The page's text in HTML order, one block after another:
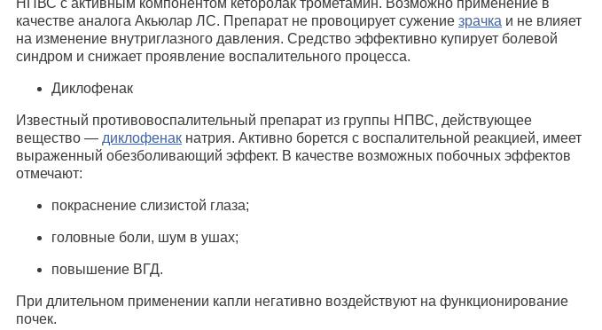
качестве аналога Акьюлар ЛС. Препарат не провоцирует сужение зрачка и не влияет
на изменение внутриглазного давления. Средство эффективно купирует болевой
синдром и снижает проявление воспалительного процесса.
Диклофенак
Известный противовоспалительный препарат из группы НПВС, действующее
вещество — диклофенак натрия. Активно борется с воспалительной реакцией, имеет
выраженный обезболивающий эффект. В качестве возможных побочных эффектов
отмечают:
покраснение слизистой глаза;
головные боли, шум в ушах;
повышение ВГД.
При длительном применении капли негативно воздействуют на функционирование
почек.